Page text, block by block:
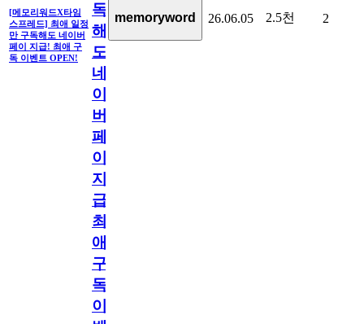
[메모리워드X타임
스프레드] 최애 일정
만 구독해도 네이버
페이 지급! 최애 구
독 이벤트 OPEN!
독
해
도
네
이
버
페
이
지
급!
최
애
구
독
이
memoryword 26.06.05 2.5천 2